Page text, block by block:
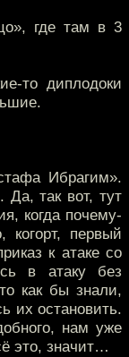
где там в 3
то диплодоки
Ибрагим».
так вот, тут
когда почему-
когорт, первый
к атаке со
в атаку без
как бы знали,
их остановить.
нам уже
это, значит…